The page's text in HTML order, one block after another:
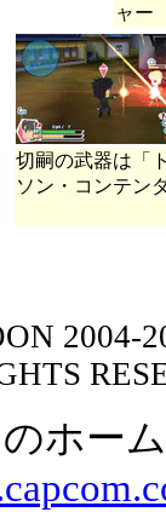
ャー
切嗣の武器は「
ソン・コンテン
2004-
ホー